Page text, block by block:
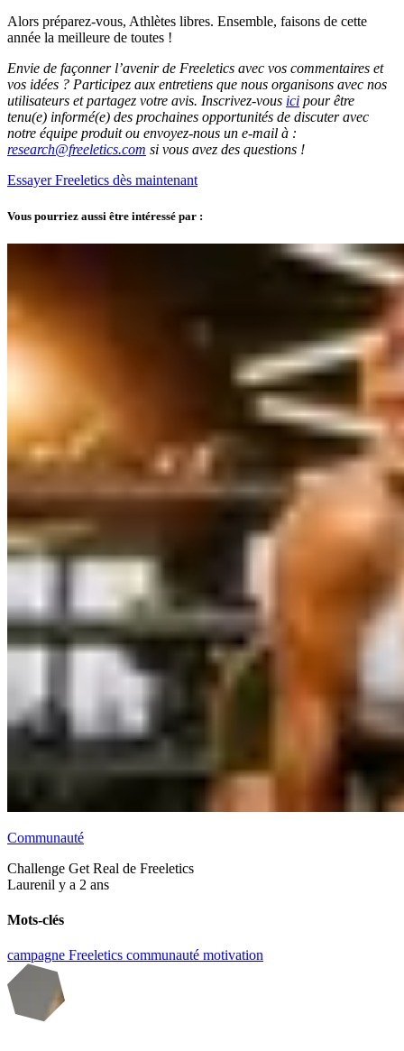
Alors préparez-vous, Athlètes libres. Ensemble, faisons de cette
année la meilleure de toutes !
Envie de façonner l’avenir de Freeletics avec vos commentaires et
vos idées ? Participez aux entretiens que nous organisons avec nos
utilisateurs et partagez votre avis. Inscrivez-vous ici pour être
tenu(e) informé(e) des prochaines opportunités de discuter avec
notre équipe produit ou envoyez-nous un e-mail à :
research@freeletics.com si vous avez des questions !
Essayer Freeletics dès maintenant
Vous pourriez aussi être intéressé par :
Communauté
Challenge Get Real de Freeletics
Laurenil y a 2 ans
Mots-clés
campagne Freeletics communauté motivation